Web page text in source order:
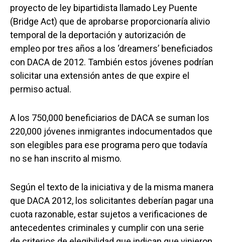
proyecto de ley bipartidista llamado Ley Puente
(Bridge Act) que de aprobarse proporcionaría alivio
temporal de la deportación y autorización de
empleo por tres años a los ‘dreamers’ beneficiados
con DACA de 2012. También estos jóvenes podrían
solicitar una extensión antes de que expire el
permiso actual.
A los 750,000 beneficiarios de DACA se suman los
220,000 jóvenes inmigrantes indocumentados que
son elegibles para ese programa pero que todavía
no se han inscrito al mismo.
Según el texto de la iniciativa y de la misma manera
que DACA 2012, los solicitantes deberían pagar una
cuota razonable, estar sujetos a verificaciones de
antecedentes criminales y cumplir con una serie